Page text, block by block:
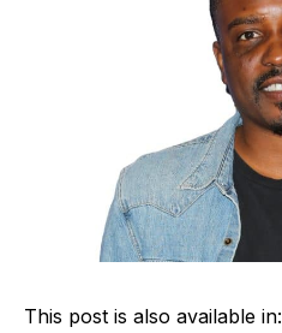
This post is also available in: